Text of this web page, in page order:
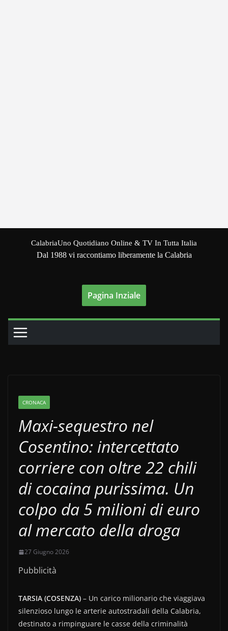
CalabriaUno Quotidiano Online & TV In Tutta Italia
Dal 1988 vi raccontiamo liberamente la Calabria
Pagina Inziale
CRONACA
Maxi-sequestro nel
Cosentino: intercettato
corriere con oltre 22 chili
di cocaina purissima. Un
colpo da 5 milioni di euro
al mercato della droga
27 Giugno 2026
Pubblicità
TARSIA (COSENZA) – Un carico milionario che viaggiava
silenzioso lungo le arterie autostradali della Calabria,
destinato a rimpinguare le casse della criminalità